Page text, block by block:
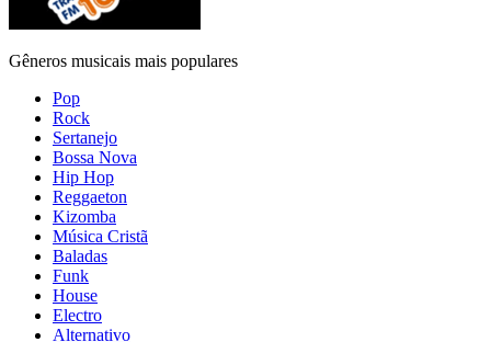
Gêneros musicais mais populares
Pop
Rock
Sertanejo
Bossa Nova
Hip Hop
Reggaeton
Kizomba
Música Cristã
Baladas
Funk
House
Electro
Alternativo